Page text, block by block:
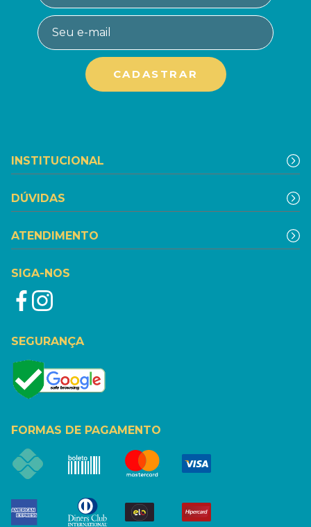
INSTITUCIONAL
DÚVIDAS
ATENDIMENTO
SIGA-NOS
SEGURANÇA
FORMAS DE PAGAMENTO